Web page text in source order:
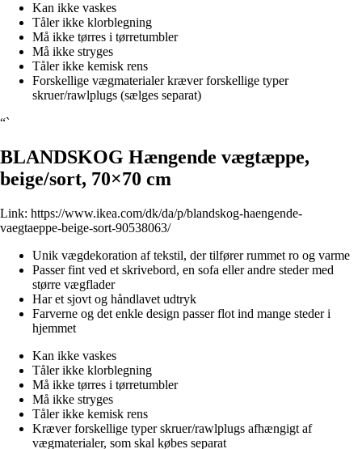
Kan ikke vaskes
Tåler ikke klorblegning
Må ikke tørres i tørretumbler
Må ikke stryges
Tåler ikke kemisk rens
Forskellige vægmaterialer kræver forskellige typer
skruer/rawlplugs (sælges separat)
“`
BLANDSKOG Hængende vægtæppe,
beige/sort, 70×70 cm
Link: https://www.ikea.com/dk/da/p/blandskog-haengende-
vaegtaeppe-beige-sort-90538063/
Unik vægdekoration af tekstil, der tilfører rummet ro og varme
Passer fint ved et skrivebord, en sofa eller andre steder med
større vægflader
Har et sjovt og håndlavet udtryk
Farverne og det enkle design passer flot ind mange steder i
hjemmet
Kan ikke vaskes
Tåler ikke klorblegning
Må ikke tørres i tørretumbler
Må ikke stryges
Tåler ikke kemisk rens
Kræver forskellige typer skruer/rawlplugs afhængigt af
vægmaterialer, som skal købes separat